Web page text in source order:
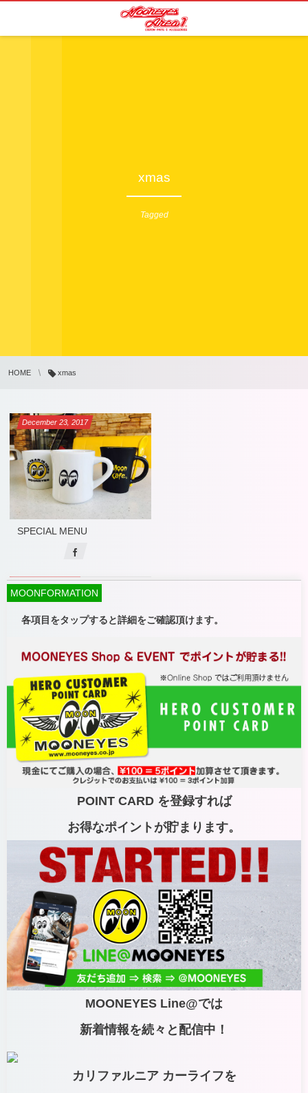
xmas
Tagged
HOME xmas
December 23,2017
SPECIAL MENU
MOONFORMATION
各項目をタップすると詳細をご確認頂けます。
POINT CARD を登録すれば
お得なポイントが貯まります。
MOONEYES Line@では
新着情報を続々と配信中！
カリファルニア カーライフを